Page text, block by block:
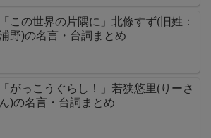
「この世界の片隅に」北條すず(旧姓：
野)の名言・台詞まとめ
「がっこうぐらし！」若狭悠里(りーさ
ん)の名言・台詞まとめ